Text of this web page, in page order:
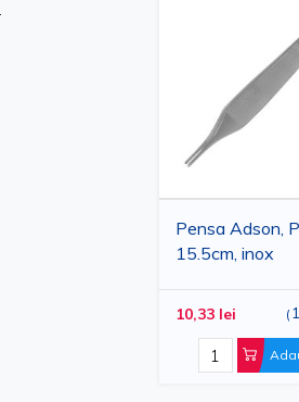
Pensa Adson,
15.5cm, inox
10,33 lei (